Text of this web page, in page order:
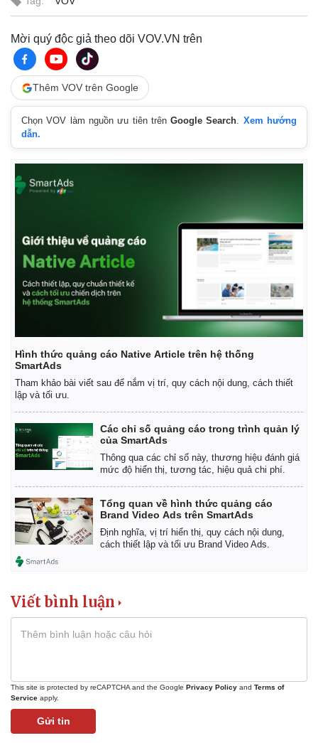
Kinh tế
Bất động sản
Khởi nghiệp
Giá vàng
Tiêu dùng
Chứng khoán
Giá cà phê
Mời quý độc giả theo dõi VOV.VN trên
Thêm VOV trên Google
Chọn VOV làm nguồn ưu tiên trênGoogle Search. Xem hướng
dẫn.
Hình thức quảng cáo Native Article trên hệ thống
SmartAds
Tham khảo bài viết sau để nắm vị trí, quy cách nội dung, cách thiết
lập và tối ưu.
Các chỉ số quảng cáo trong trình quản lý
của SmartAds
Thông qua các chỉ số này, thương hiệu đánh giá
mức độ hiển thị, tương tác, hiệu quả chi phí.
Tổng quan về hình thức quảng cáo
Brand Video Ads trên SmartAds
Định nghĩa, vị trí hiển thị, quy cách nội dung,
cách thiết lập và tối ưu Brand Video Ads.
Viết bình luận
This site is protected by reCAPTCHA and the Google Privacy Policy and Terms of
Service apply.
Gửi tin